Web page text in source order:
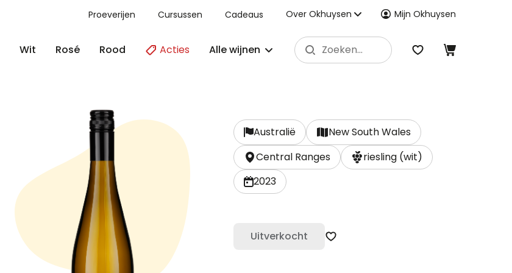
Proeverijen Cursussen Cadeaus Over Okhuysen Mijn Okhuysen
Wit Rosé Rood Acties Alle wijnen
Australië
New South Wales
Central Ranges
riesling (wit)
2023
Uitverkocht Zet op verlanglijst